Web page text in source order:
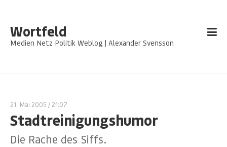
Wortfeld
Medien Netz Politik Weblog | Alexander Svensson
21. Mai 2005 / 21:07
Stadtreinigungshumor
Die Rache des Siffs.